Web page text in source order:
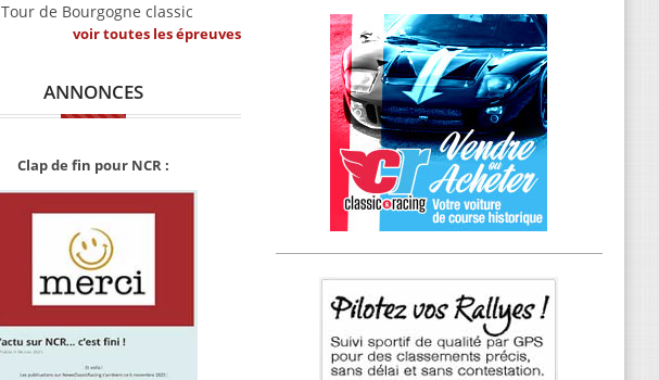
Tour de Bourgogne classic
voir toutes les épreuves
ANNONCES
Clap de fin pour NCR :